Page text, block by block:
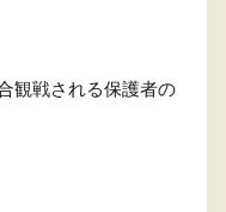
観戦される保護者の